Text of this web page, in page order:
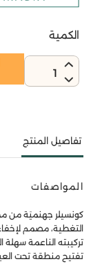
الكمية
1
تفاصيل المنتج
المواصفات
كونسيلر جهنميَة من
التغطية، مصمم
تركيبته الناعمة سهلة
تفتيح منطقة تحت